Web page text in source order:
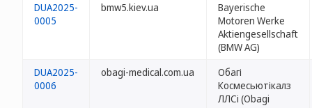
DUA2025-
0005
bmw5.kiev.ua
Bayerische
Motoren Werke
Aktiengesellschaft
(BMW AG)
DUA2025-
0006
obagi-medical.com.ua
Обагі
Космесьютікалз
ЛЛСі (Obagi